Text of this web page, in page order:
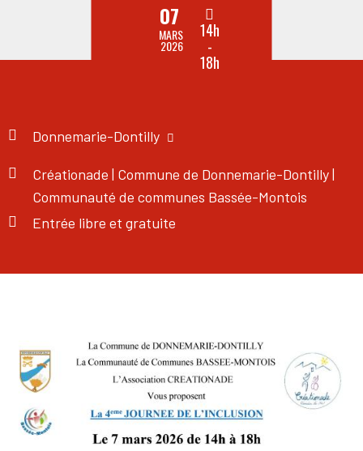
07
MARS
2026
14h
-
18h
Donnemarie-Dontilly
Créationade | Commune de Donnemarie-Dontilly |
Communauté de communes Bassée-Montois
Entrée libre et gratuite